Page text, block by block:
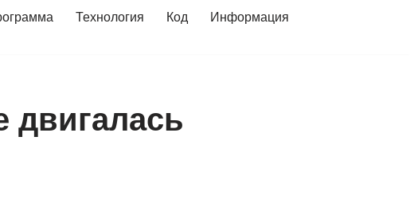
Технология Код
Информация
двигалась